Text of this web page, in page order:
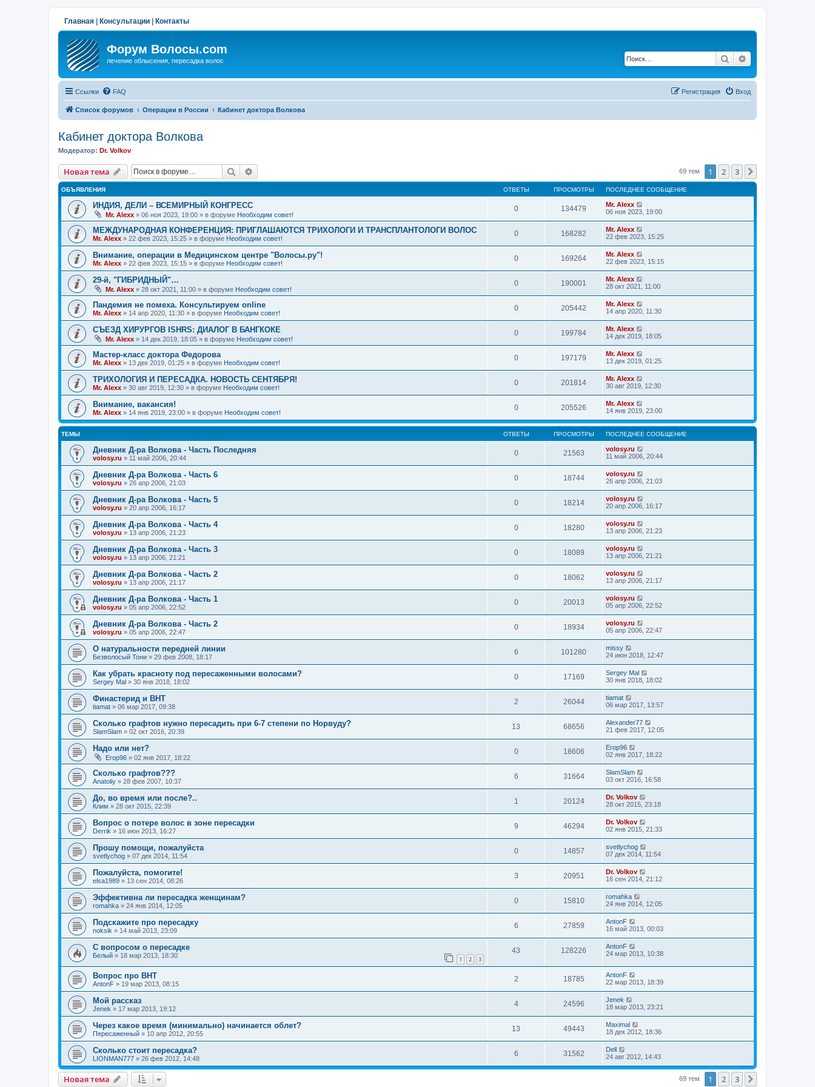
Главная Консультации Контакты
Форум Волосы.com
лечение облысения, пересадка волос Поиск
Ссылки FAQ Вход
Регистрация
Список форумов Операции в России Кабинет доктора Волкова
Кабинет доктора Волкова
Модератор: Dr. Volkov
Новая тема Поиск 69 тем 1 2 3
ОБЪЯВЛЕНИЯ ОТВЕТЫ ПРОСМОТРЫ ПОСЛЕДНЕЕ СООБЩЕНИЕ
ИНДИЯ, ДЕЛИ – ВСЕМИРНЫЙ КОНГРЕСС
Mr. Alexx » 06 ноя 2023, 19:00 » в форуме Необходим совет!
0 134479
Mr. Alexx
06 ноя 2023, 19:00
МЕЖДУНАРОДНАЯ КОНФЕРЕНЦИЯ: ПРИГЛАШАЮТСЯ ТРИХОЛОГИ И ТРАНСПЛАНТОЛОГИ ВОЛОС
Mr. Alexx » 22 фев 2023, 15:25 » в форуме Необходим совет!
0 168282
Mr. Alexx
22 фев 2023, 15:25
Внимание, операции в Медицинском центре "Волосы.ру"!
Mr. Alexx » 22 фев 2023, 15:15 » в форуме Необходим совет!
0 169264
Mr. Alexx
22 фев 2023, 15:15
29-й, "ГИБРИДНЫЙ"…
Mr. Alexx » 28 окт 2021, 11:00 » в форуме Необходим совет!
0 190001
Mr. Alexx
28 окт 2021, 11:00
Пандемия не помеха. Консультируем online
Mr. Alexx » 14 апр 2020, 11:30 » в форуме Необходим совет!
0 205442
Mr. Alexx
14 апр 2020, 11:30
СЪЕЗД ХИРУРГОВ ISHRS: ДИАЛОГ В БАНГКОКЕ
Mr. Alexx » 14 дек 2019, 18:05 » в форуме Необходим совет!
0 199784
Mr. Alexx
14 дек 2019, 18:05
Мастер-класс доктора Федорова
Mr. Alexx » 13 дек 2019, 01:25 » в форуме Необходим совет!
0 197179
Mr. Alexx
13 дек 2019, 01:25
ТРИХОЛОГИЯ И ПЕРЕСАДКА. НОВОСТЬ СЕНТЯБРЯ!
Mr. Alexx » 30 авг 2019, 12:30 » в форуме Необходим совет!
0 201814
Mr. Alexx
30 авг 2019, 12:30
Внимание, вакансия!
Mr. Alexx » 14 янв 2019, 23:00 » в форуме Необходим совет!
0 205526
Mr. Alexx
14 янв 2019, 23:00
ТЕМЫ ОТВЕТЫ ПРОСМОТРЫ ПОСЛЕДНЕЕ СООБЩЕНИЕ
Дневник Д-ра Волкова - Часть Последняя
volosy.ru » 11 май 2006, 20:44
0 21563
volosy.ru
11 май 2006, 20:44
Дневник Д-ра Волкова - Часть 6
volosy.ru » 26 апр 2006, 21:03
0 18744
volosy.ru
26 апр 2006, 21:03
Дневник Д-ра Волкова - Часть 5
volosy.ru » 20 апр 2006, 16:17
0 18214
volosy.ru
20 апр 2006, 16:17
Дневник Д-ра Волкова - Часть 4
volosy.ru » 13 апр 2006, 21:23
0 18280
volosy.ru
13 апр 2006, 21:23
Дневник Д-ра Волкова - Часть 3
volosy.ru » 13 апр 2006, 21:21
0 18089
volosy.ru
13 апр 2006, 21:21
Дневник Д-ра Волкова - Часть 2
volosy.ru » 13 апр 2006, 21:17
0 18062
volosy.ru
13 апр 2006, 21:17
Дневник Д-ра Волкова - Часть 1
volosy.ru » 05 апр 2006, 22:52
0 20013
volosy.ru
05 апр 2006, 22:52
Дневник Д-ра Волкова - Часть 2
volosy.ru » 05 апр 2006, 22:47
0 18934
volosy.ru
05 апр 2006, 22:47
О натуральности передней линии
Безволосый Тони » 29 фев 2008, 18:17
6 101280
missy
24 июн 2018, 12:47
Как убрать красноту под пересаженными волосами?
Sergey Mal » 30 янв 2018, 18:02
0 17169
Sergey Mal
30 янв 2018, 18:02
Финастерид и BHT
tiamat » 06 мар 2017, 09:38
2 26044
tiamat
06 мар 2017, 13:57
Сколько графтов нужно пересадить при 6-7 степени по Норвуду?
SlamSlam » 02 окт 2016, 20:39
13 68656
Alexander77
21 фев 2017, 12:05
Надо или нет?
Егор96 » 02 янв 2017, 18:22
0 18606
Егор96
02 янв 2017, 18:22
Сколько графтов???
Anatoliy » 28 фев 2007, 10:37
6 31664
SlamSlam
03 окт 2016, 16:58
До, во время или после?..
Клим » 28 окт 2015, 22:39
1 20124
Dr. Volkov
28 окт 2015, 23:18
Вопрос о потере волос в зоне пересадки
Derrik » 16 июн 2013, 16:27
9 46294
Dr. Volkov
02 янв 2015, 21:33
Прошу помощи, пожалуйста
svetlychog » 07 дек 2014, 11:54
0 14857
svetlychog
07 дек 2014, 11:54
Пожалуйста, помогите!
elsa1989 » 13 сен 2014, 08:26
3 20951
Dr. Volkov
16 сен 2014, 21:12
Эффективна ли пересадка женщинам?
romahka » 24 янв 2014, 12:05
0 15810
romahka
24 янв 2014, 12:05
Подскажите про пересадку
noksik » 14 май 2013, 23:09
6 27859
AntonF
16 май 2013, 00:03
С вопросом о пересадке
Белый » 18 мар 2013, 18:30 1 2 3
43 128226
AntonF
24 мар 2013, 10:38
Вопрос про ВНТ
AntonF » 19 мар 2013, 08:15
2 18785
AntonF
22 мар 2013, 18:39
Мой рассказ
Jenek » 17 мар 2013, 19:12
4 24596
Jenek
18 мар 2013, 23:21
Через какое время (минимально) начинается облет?
Пересаженный » 10 апр 2012, 20:55
13 49443
Maximal
18 дек 2012, 18:36
Сколько стоит пересадка?
LIONMAN777 » 26 фев 2012, 14:48
6 31562
Dell
24 авг 2012, 14:43
Новая тема 69 тем 1 2 3